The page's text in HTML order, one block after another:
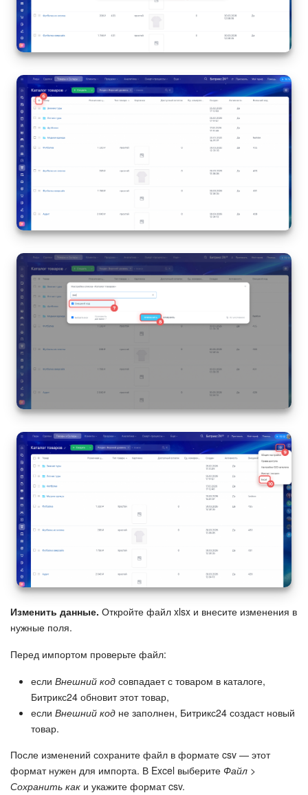
Изменить данные. Откройте файл xlsx и внесите изменения в
нужные поля.
Перед импортом проверьте файл:
если Внешний код совпадает с товаром в каталоге,
Битрикс24 обновит этот товар,
если Внешний код не заполнен, Битрикс24 создаст новый
товар.
После изменений сохраните файл в формате csv — этот
формат нужен для импорта. В Excel выберите Файл >
Сохранить как и укажите формат csv.